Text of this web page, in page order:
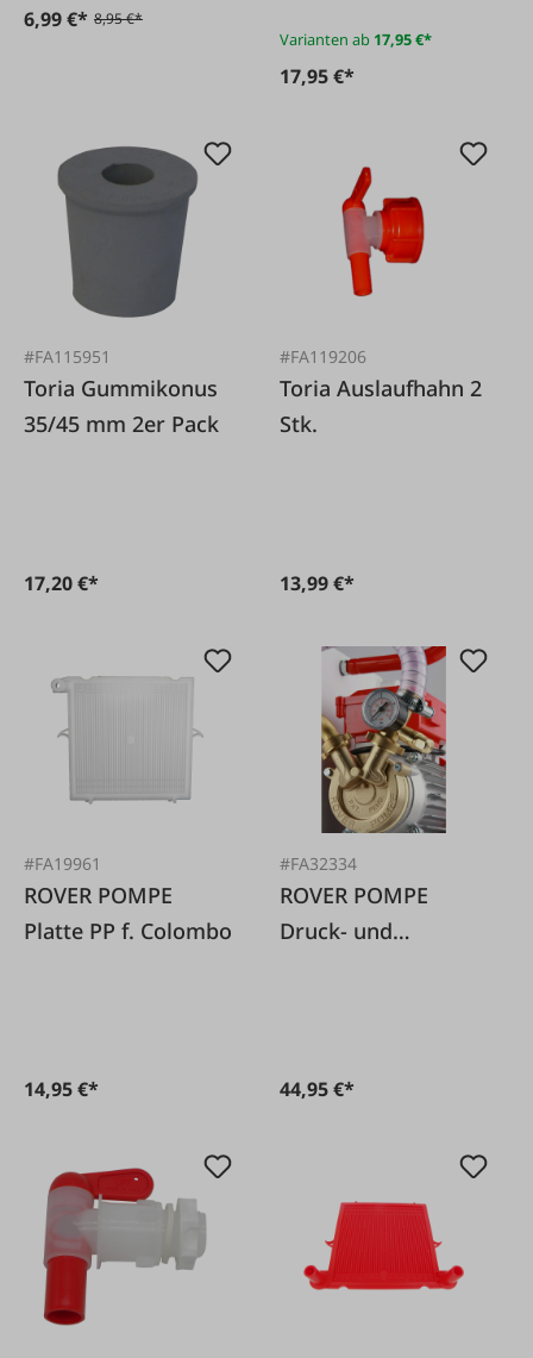
6,99 €* 8,95 €*
Varianten ab 17,95 €*
17,95 €*
#FA115951
Toria Gummikonus
35/45 mm 2er Pack
17,20 €*
#FA119206
Toria Auslaufhahn 2
Stk.
13,99 €*
#FA19961
ROVER POMPE
Platte PP f. Colombo
14,95 €*
#FA32334
ROVER POMPE
Druck- und
44,95 €*